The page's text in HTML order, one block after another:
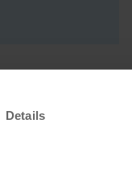
Details
und